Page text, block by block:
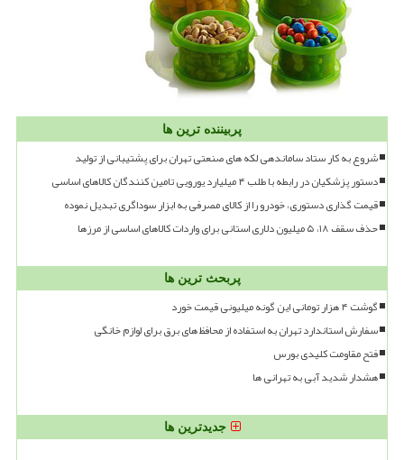
پربیننده ترین ها
شروع به کار ستاد ساماندهی لکه های صنعتی تهران برای پشتیبانی از تولید
دستور پزشکیان در رابطه با طلب ۴ میلیارد یورویی تامین کنندگان کالاهای اساسی
قیمت گذاری دستوری، خودرو را از کالای مصرفی به ابزار سوداگری تبدیل نموده
حذف سقف ۱۸، ۵ میلیون دلاری استانی برای واردات کالاهای اساسی از مرزها
پربحث ترین ها
گوشت ۴ هزار تومانی این گونه میلیونی قیمت خورد
سفارش استاندارد تهران به استفاده از محافظ های برق برای لوازم خانگی
فتح مقاومت کلیدی بورس
هشدار شدید آبی به تهرانی ها
جدیدترین ها